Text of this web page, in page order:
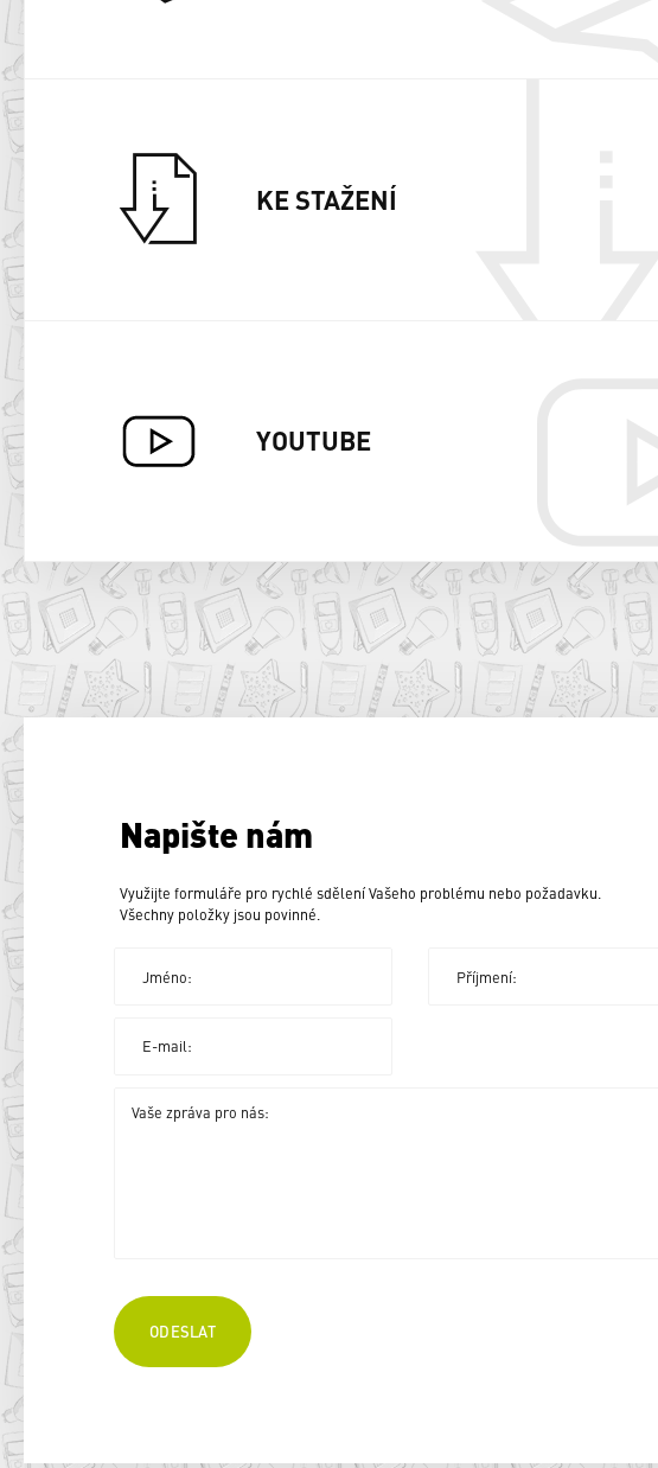
KE STAŽENÍ
YOUTUBE
Napište nám
Využijte formuláře pro rychlé sdělení Vašeho problému nebo požadavku.
Všechny položky jsou povinné.